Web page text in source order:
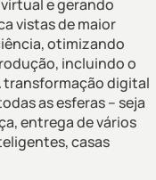
e gerando
vistas de maior
otimizando
incluindo o
transformação digital
as esferas – seja
entrega de vários
casas